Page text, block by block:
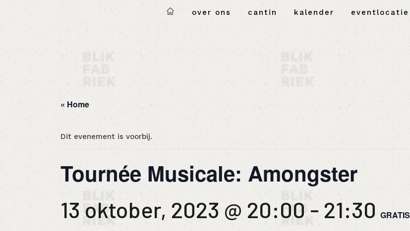
over ons cantin kalender eventlocatie
« Home
Dit evenement is voorbij.
Tournée Musicale: Amongster
13 oktober, 2023 @ 20:00 - 21:30 GRATIS